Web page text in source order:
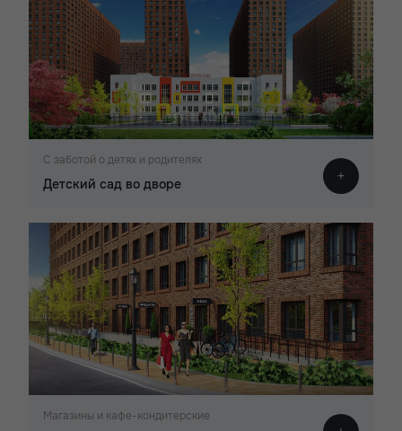
С заботой о детях и родителях
Детский сад во дворе
Магазины и кафе-кондитерские